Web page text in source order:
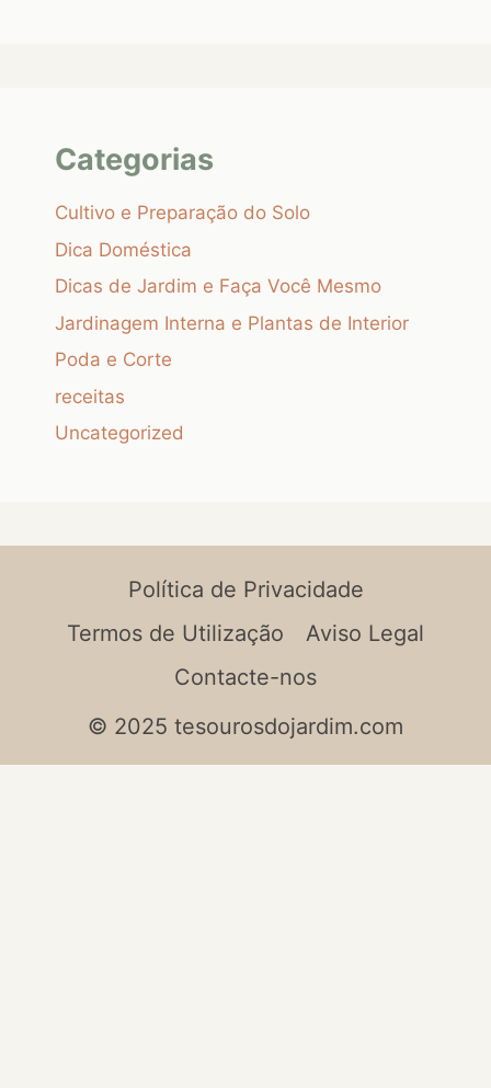
Categorias
Cultivo e Preparação do Solo
Dica Doméstica
Dicas de Jardim e Faça Você Mesmo
Jardinagem Interna e Plantas de Interior
Poda e Corte
receitas
Uncategorized
Política de Privacidade
Termos de Utilização
Aviso Legal
Contacte-nos
© 2025 tesourosdojardim.com